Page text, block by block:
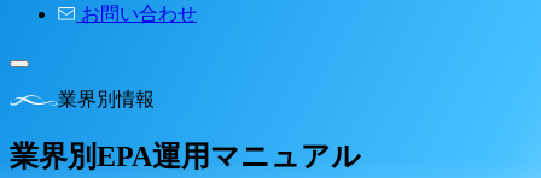
お問い合わせ
業界別情報
業界別EPA運用マニュアル